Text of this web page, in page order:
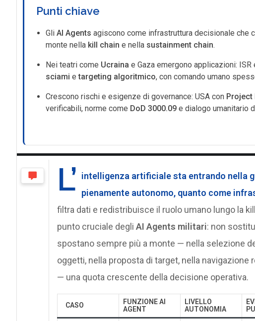
Punti chiave
Gli AI Agents agiscono come infrastruttura decisionale che
monte nella kill chain e nella sustainment chain.
Nei teatri come Ucraina e Gaza emergono applicazioni:
sciami etargeting algoritmico, con comando umano
Crescono rischi e esigenze di governance: USA con Project
verificabili, norme come DoD 3000.09e dialogo umanitario
L’ intelligenza artificialesta entrando nella
pienamente autonomo, quanto come
filtra dati e redistribuisce il ruolo umano lungo la
punto cruciale degli AI Agents militari: non
spostano sempre più a monte — nella selezione
oggetti, nella proposta di target, nella navigazione
— una quota crescente della decisione operativa.
CASO FUNZIONE AI
AGENT
LIVELLO
AUTONOMIA